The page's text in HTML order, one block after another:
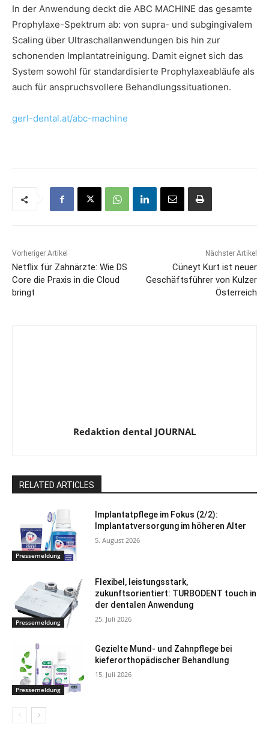
In der Anwendung deckt die ABC MACHINE das gesamte
Prophylaxe-Spektrum ab: von supra- und subgingivalem
Scaling über Ultraschallanwendungen bis hin zur
schonenden Implantatreinigung. Damit eignet sich das
System sowohl für standardisierte Prophylaxeabläufe als
auch für anspruchsvollere Behandlungssituationen.
gerl-dental.at/abc-machine
Vorheriger Artikel
Netflix für Zahnärzte: Wie DS
Core die Praxis in die Cloud
bringt
Nächster Artikel
Cüneyt Kurt ist neuer
Geschäftsführer von Kulzer
Österreich
Redaktion dental JOURNAL
RELATED ARTICLES
Pressemeldung
Implantatpflege im Fokus (2/2):
Implantatversorgung im höheren Alter
5. August 2026
Pressemeldung
Flexibel, leistungsstark,
zukunftsorientiert: TURBODENT touch in
der dentalen Anwendung
25. Juli 2026
Pressemeldung
Gezielte Mund- und Zahnpflege bei
kieferorthopädischer Behandlung
15. Juli 2026